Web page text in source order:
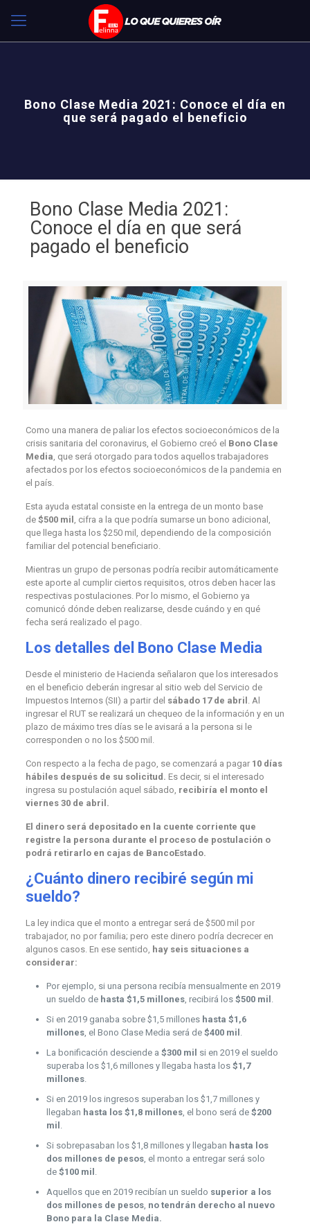
Bono Clase Media 2021: Conoce el día en
que será pagado el beneficio
Bono Clase Media 2021:
Conoce el día en que será
pagado el beneficio
Como una manera de paliar los efectos socioeconómicos de la
crisis sanitaria del coronavirus, el Gobierno creó el Bono Clase
Media , que será otorgado para todos aquellos trabajadores
afectados por los efectos socioeconómicos de la pandemia en
el país.
Esta ayuda estatal consiste en la entrega de un monto base
de$500 mil
, cifra a la que podría sumarse un bono adicional,
que llega hasta los $250 mil, dependiendo de la composición
familiar del potencial beneficiario.
Mientras un grupo de personas podría recibir automáticamente
este aporte al cumplir ciertos requisitos, otros deben hacer las
respectivas postulaciones. Por lo mismo, el Gobierno ya
comunicó dónde deben realizarse, desde cuándo y en qué
fecha será realizado el pago.
Los detalles del Bono Clase Media
Desde el ministerio de Hacienda señalaron que los interesados
en el beneficio deberán ingresar al sitio web del Servicio de
Impuestos Internos (SII) a partir del sábado 17 de abril
. Al
ingresar el RUT se realizará un chequeo de la información y en un
plazo de máximo tres días se le avisará a la persona si le
corresponden o no los $500 mil.
Con respecto a la fecha de pago, se comenzará a pagar 10 días
hábiles después de su solicitud. Es decir, si el interesado
ingresa su postulación aquel sábado, recibiría el monto el
viernes 30 de abril.
El dinero será depositado en la cuente corriente que
registre la persona durante el proceso de postulación o
podrá retirarlo en cajas de BancoEstado.
¿Cuánto dinero recibiré según mi
sueldo?
La ley indica que el monto a entregar será de $500 mil por
trabajador, no por familia; pero este dinero podría decrecer en
algunos casos. En ese sentido,
hay seis situaciones a
considerar:
Por ejemplo, si una persona recibía mensualmente en 2019
un sueldo de hasta $1,5 millones, recibirá los $500 mil
Si en 2019 ganaba sobre $1,5 millones hasta $1,6
millones, el Bono Clase Media será de $400 mil
La bonificación desciende a $300 mil si en 2019 el sueldo
superaba los $1,6 millones y llegaba hasta los $1,7
millones.
Si en 2019 los ingresos superaban los $1,7 millones y
llegaban hasta los $1,8 millones, el bono será de $200
mil
Si sobrepasaban los $1,8 millones y llegaban hasta los
dos millones de pesos, el monto a entregar será solo
de$100 mil
Aquellos que en 2019 recibían un sueldo superior a los
dos millones de pesos, no tendrán derecho al nuevo
Bono para la Clase Media.